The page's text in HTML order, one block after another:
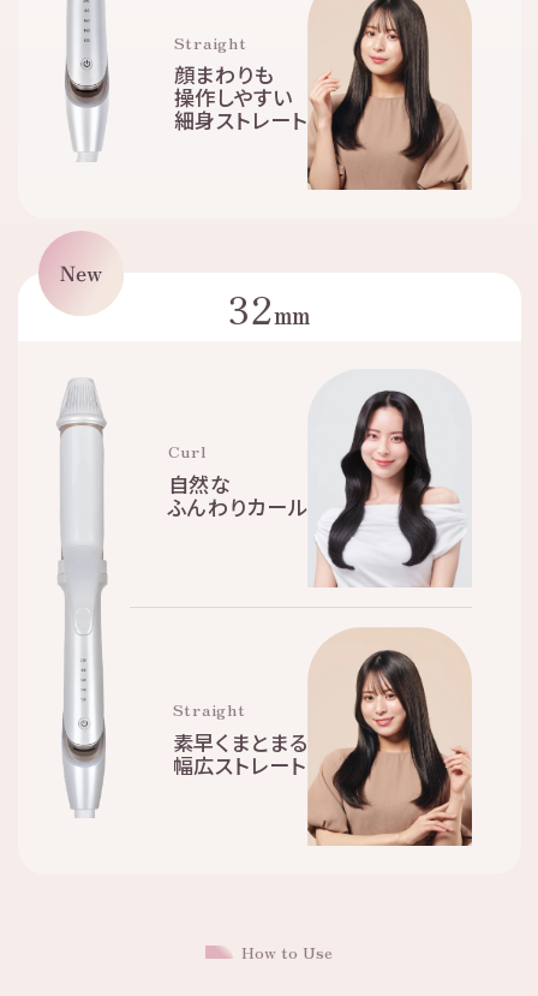
Straight
顔まわりも
操作しやすい
細身ストレート
32mm
Curl
自然な
ふんわりカール
Straight
素早くまとまる
幅広ストレート
How to Use